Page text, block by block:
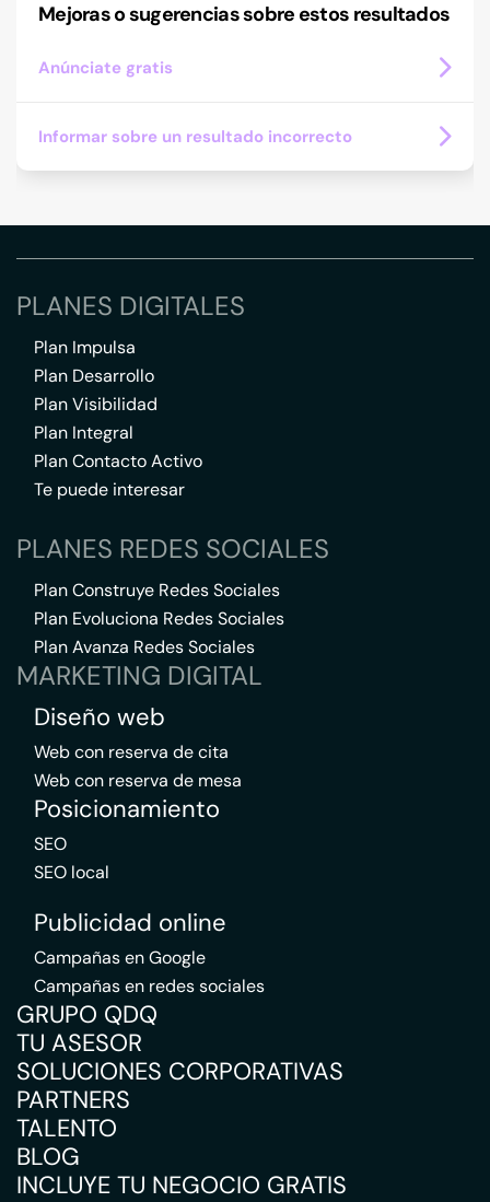
Mejoras o sugerencias sobre estos resultados
Anúnciate gratis
Informar sobre un resultado incorrecto
PLANES DIGITALES
Plan Impulsa
Plan Desarrollo
Plan Visibilidad
Plan Integral
Plan Contacto Activo
Te puede interesar
PLANES REDES SOCIALES
Plan Construye Redes Sociales
Plan Evoluciona Redes Sociales
Plan Avanza Redes Sociales
MARKETING DIGITAL
Diseño web
Web con reserva de cita
Web con reserva de mesa
Posicionamiento
SEO
SEO local
Publicidad online
Campañas en Google
Campañas en redes sociales
GRUPO QDQ
TU ASESOR
SOLUCIONES CORPORATIVAS
PARTNERS
TALENTO
BLOG
INCLUYE TU NEGOCIO GRATIS